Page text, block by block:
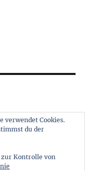
verwendet Cookies.
du der
Kontrolle von